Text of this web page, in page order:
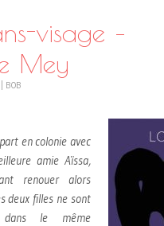
visage –
Mey
BOB
en colonie avec
amie Aïssa,
renouer alors
deux filles ne sont
dans le même